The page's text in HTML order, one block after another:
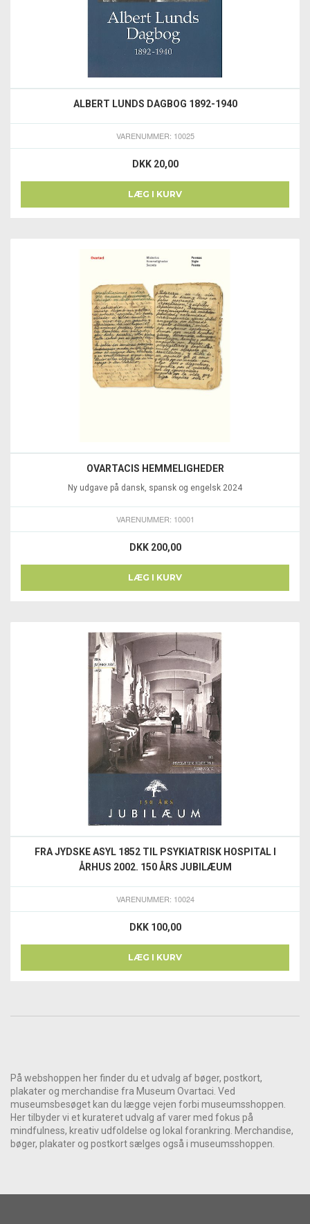
ALBERT LUNDS DAGBOG 1892-1940
VARENUMMER: 10025
DKK 20,00
LÆG I KURV
OVARTACIS HEMMELIGHEDER
Ny udgave på dansk, spansk og engelsk 2024
VARENUMMER: 10001
DKK 200,00
LÆG I KURV
FRA JYDSKE ASYL 1852 TIL PSYKIATRISK HOSPITAL I
ÅRHUS 2002. 150 ÅRS JUBILÆUM
VARENUMMER: 10024
DKK 100,00
LÆG I KURV
På webshoppen her finder du et udvalg af bøger, postkort,
plakater og merchandise fra Museum Ovartaci. Ved
museumsbesøget kan du lægge vejen forbi museumsshoppen.
Her tilbyder vi et kurateret udvalg af varer med fokus på
mindfulness, kreativ udfoldelse og lokal forankring. Merchandise,
bøger, plakater og postkort sælges også i museumsshoppen.